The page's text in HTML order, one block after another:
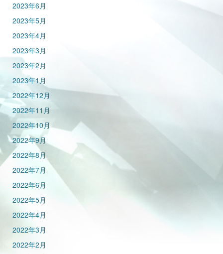
2023年6月
2023年5月
2023年4月
2023年3月
2023年2月
2023年1月
2022年12月
2022年11月
2022年10月
2022年9月
2022年8月
2022年7月
2022年6月
2022年5月
2022年4月
2022年3月
2022年2月